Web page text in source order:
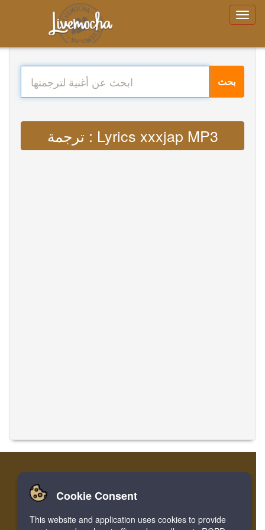
بحث
ترجمة : Lyrics xxxjap MP3
الصفحة الرئيسية تسجيل الدخول
ترجمة الموسيقى
Cookie Consent
This website and application uses cookies to provide